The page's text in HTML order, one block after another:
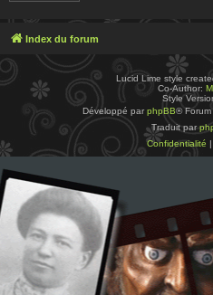
Index du forum
Lucid Lime style
Co-Author:
Style
Développé par phpBB®
Traduit par
Confidentialité |